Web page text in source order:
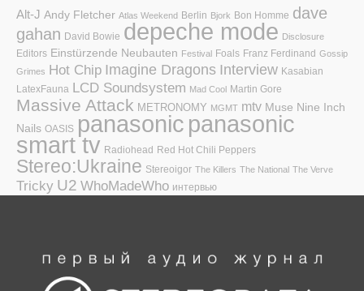
Alt-J Andy Fletcher Atlas Weekend Berlin Bjork Bon Homme dave
gahan David Bowie depeche mode Disclosure
Editors Einstürzende Neubauten Festival Foals Franz Ferdinand Gossip
Grimes Hot Chip Imagine Dragons Interview Kasabian
LatexFauna LCD Soundsystem Mad Cool Martin Gore
Massive Attack METRONOMY MGMT mtv Muse Nine Inch
Nails OASIS panasonic panasonic
smart tv Radiohead Red Hot Chili Peppers
Stereo:Ukraine Stereoigor The Killers The National The Verve
Tricky U2 WhoMadeWho интервью